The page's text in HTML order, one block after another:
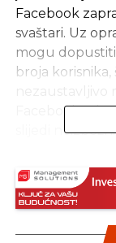
Facebook
svaštari. Uz
mogu
broja
Facebook
slijedi
jedinstvenu
Naravno, na
asocijacija biti